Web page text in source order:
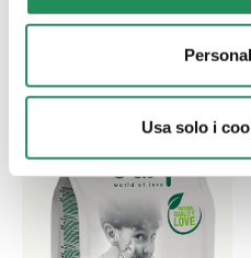
Usa solo i